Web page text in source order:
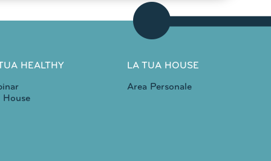
HEALTHY
House
LA TUA HOUSE
Area Personale